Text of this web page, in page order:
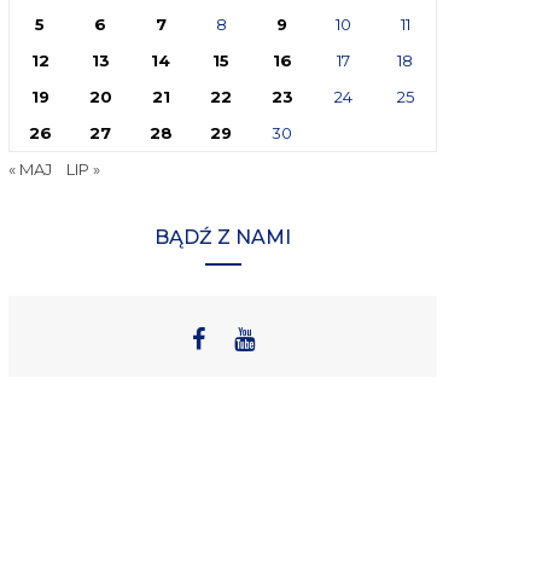
5
6 7 8 9 10
11
12
13 14 15 16 17
18
19
20 21 22 23 24
25
26
27 28 29
30
« MAJ
LIP »
BĄDŹ Z NAMI